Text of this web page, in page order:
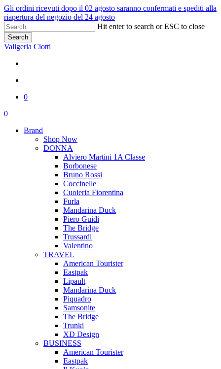
Skip
to
main
content
Gli ordini ricevuti dopo il 02 agosto saranno confermati e spediti alla
riapertura del negozio del 24 agosto
Hit enter to search or ESC to close
Search
Close
Valigeria Ciotti
0
Menu
search
0
Brand
Shop Now
DONNA
Alviero Martini 1A Classe
Borbonese
Bruno Rossi
Coccinelle
Cuoieria Fiorentina
Furla
Mandarina Duck
Piero Guidi
The Bridge
Trussardi
Valentino
TRAVEL
American Tourister
Eastpak
Lipault
Mandarina Duck
Piquadro
Samsonite
The Bridge
Trunki
XD Design
BUSINESS
American Tourister
Eastpak